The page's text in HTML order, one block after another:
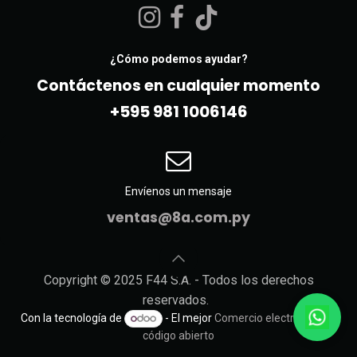
¿Cómo podemos ayudar?
Contáctenos en cualquier momento
+595 981 10061​46
Envíenos un mensaje
ventas@8a.com.py
Copyright © 2025 F44 S.A. - Todos los derechos
reservados.
Con la tecnología de - El mejorComercio electrónico de
código abierto